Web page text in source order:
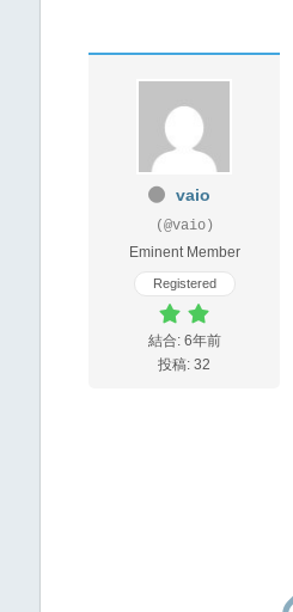
vaio
(@vaio)
Eminent Member
Registered
結合: 6年前
投稿: 32